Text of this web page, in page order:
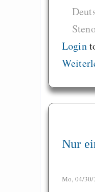
Login
Nur
Mo, 04/